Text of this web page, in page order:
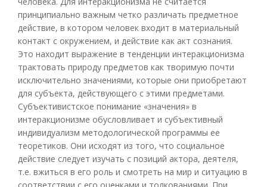
принципиально важным четко различать предметное
действие, в котором человек входит в материальный
контакт с окружением, и действие как акт сознания.
Это находит выражение в тенденции интеракционизма
трактовать природу предметов как творимую почти
исключительно значениями, которые они приобретают
для субъекта, действующего с этими предметами.
Субъективистское понимание «значения» в
интеракционизме обусловливает и субъективный
индивидуализм методологической программы ее
теоретиков. Они исходят из того, что социальное
действие следует изучать с позиций актора, деятеля,
т.е. вжиться в его роль и смотреть на мир и ситуацию в
соответствии с его оценками и толкованиями. При